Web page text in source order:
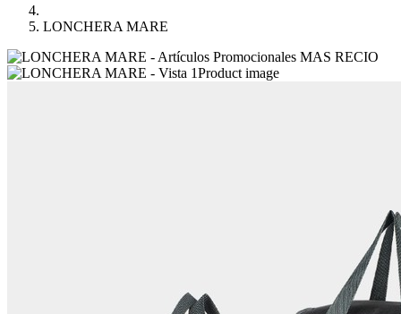
LONCHERA MARE
Product image